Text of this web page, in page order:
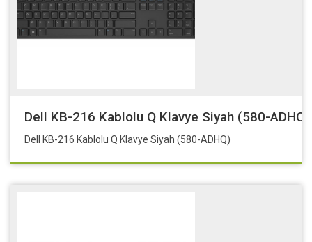
Dell KB-216 Kablolu Q Klavye Siyah (580-ADHQ)
Dell KB-216 Kablolu Q Klavye Siyah (580-ADHQ)